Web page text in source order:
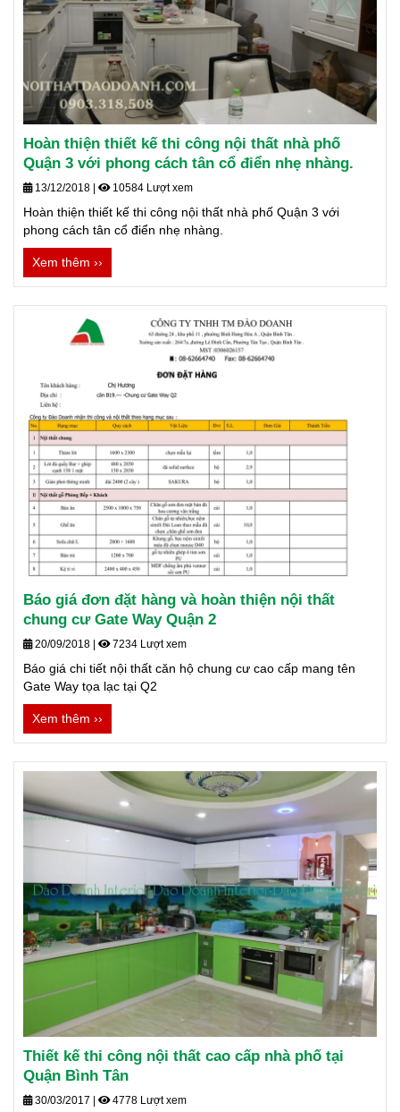
Hoàn thiện thiết kế thi công nội thất nhà phố
Quận 3 với phong cách tân cổ điển nhẹ nhàng.
13/12/2018 10584 Lượt xem
Hoàn thiện thiết kế thi công nội thất nhà phố Quận 3 với
phong cách tân cổ điển nhẹ nhàng.
Xem thêm ››
Báo giá đơn đặt hàng và hoàn thiện nội thất
chung cư Gate Way Quận 2
20/09/2018 7234 Lượt xem
Báo giá chi tiết nội thất căn hộ chung cư cao cấp mang tên
Gate Way tọa lạc tại Q2
Xem thêm ››
Thiết kế thi công nội thất cao cấp nhà phố tại
Quận Bình Tân
30/03/2017 4778 Lượt xem